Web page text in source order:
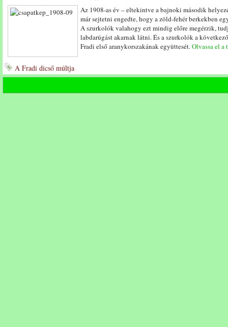
Az 1908-as év – eltekintve a bajnoki második
már sejtetni engedte, hogy a zöld-fehér berkekben
A szurkolók valahogy ezt mindig előre megérzik,
labdarúgást akarnak látni. És a szurkolók a
Fradi első aranykorszakának együttesét.Olvassa el
A Fradi dicső múltja